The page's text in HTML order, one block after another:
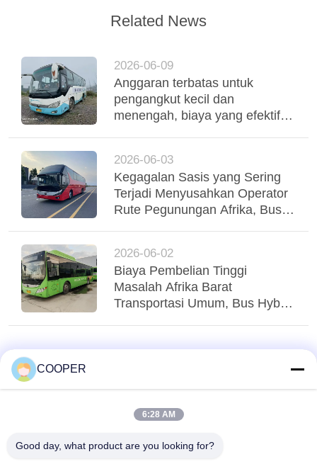
Related News
2026-06-09
Anggaran terbatas untuk
pengangkut kecil dan
menengah, biaya yang efektif
yang stabil
2026-06-03
Kegagalan Sasis yang Sering
Terjadi Menyusahkan Operator
Rute Pegunungan Afrika, Bus
2026-06-02
Biaya Pembelian Tinggi
Masalah Afrika Barat
Transportasi Umum, Bus Hybrid
Nigeria
COOPER
6:28 AM
Good day, what product are you looking for?